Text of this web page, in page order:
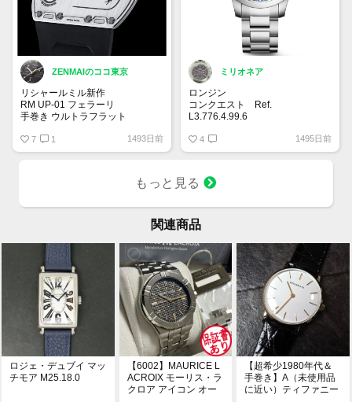
ZENMAIのココ東京
リシャールミル新作
RM UP-01 フェラーリ
手巻き ウルトラフラット
厚さわずか1.75mm
ウルトラフラット手巻きムーブメ
ント、時・分 ファンクションセ
7 1 1493日前
ミリオネア
ロンジン
コンクエスト Ref.
L3.776.4.99.6
ンデックス。文字盤はサンレイ仕
上げのブルーダイヤルがイケてま
バーの文字盤があり、どんなシー
ンにも合うと思います。
4 1495日前
もっと見る
関連商品
ロジェ・デュブイ マッ
チモア M25.18.0
【6002】MAURICE L
ACROIX モーリス・ラ
クロア アイコン オー
【超希少1980年代＆
手巻き】A（未使用品
に近い）ティファニー